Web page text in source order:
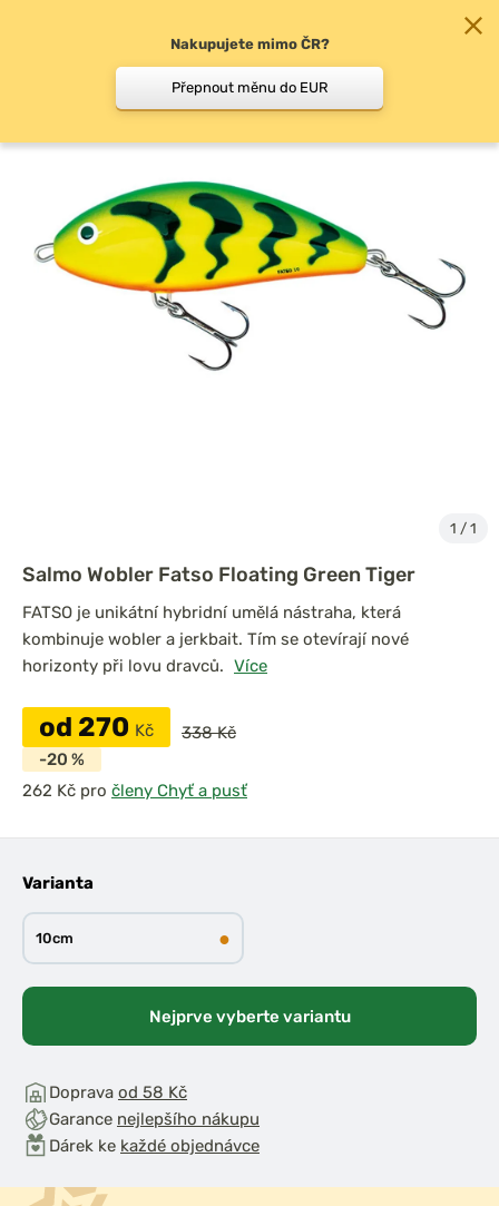
1 / 1
Salmo Wobler Fatso Floating Green Tiger
FATSO je unikátní hybridní umělá nástraha, která
kombinuje wobler a jerkbait. Tím se otevírají nové
horizonty při lovu dravců. Více
od 270 Kč
338 Kč
-20 %
pro členy Chyť a pusť
Varianta
10cm ●
Nejprve vyberte variantu
Doprava od 58 Kč
Garance nejlepšího nákupu
Dárek ke každé objednávce
Nakupujete mimo ČR?
Přepnout měnu do EUR